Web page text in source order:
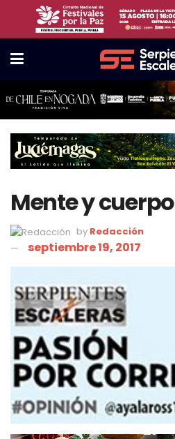
Mente y cuerpo
by Redacción
septiembre 19, 2017